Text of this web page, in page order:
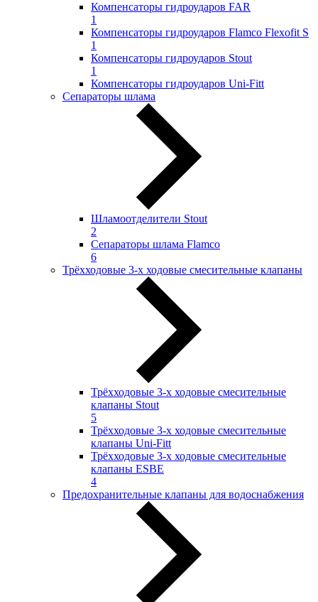
Компенсаторы гидроударов FAR
1
Компенсаторы гидроударов Flamco Flexofit S
1
Компенсаторы гидроударов Stout
1
Компенсаторы гидроударов Uni-Fitt
Сепараторы шлама
Шламоотделители Stout
2
Сепараторы шлама Flamco
6
Трёхходовые 3-х ходовые смесительные клапаны
Трёхходовые 3-х ходовые смесительные
клапаны Stout
5
Трёхходовые 3-х ходовые смесительные
клапаны Uni-Fitt
Трёхходовые 3-х ходовые смесительные
клапаны ESBE
4
Предохранительные клапаны для водоснабжения